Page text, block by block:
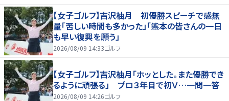
【女子ゴルフ】吉沢柚月 初優勝スピーチで感無
量「苦しい時間も多かった」「熊本の皆さんの一日
も早い復興を願う」
2026/08/09 14:33ゴルフ
【女子ゴルフ】吉沢柚月「ホッとした。また優勝でき
るように頑張る」 プロ３年目で初Ｖ…一問一答
2026/08/09 14:26ゴルフ